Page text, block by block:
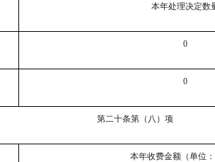
本年处理决定数
0
0
第二十条第（八）项
本年收费金额（单位